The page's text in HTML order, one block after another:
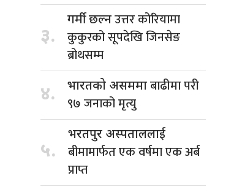
३.
गर्मी छल्नउत्तर कोरियामा
कुकुरको सूपदेखि जिनसेङ
ब्रोथसम्म
४. भारतको असममाबाढीमा परी
९७ जनाको मृत्यु
५.
भरतपुर अस्पताललाई
बीमामार्फत एक वर्षमा एक अर्ब
प्राप्त